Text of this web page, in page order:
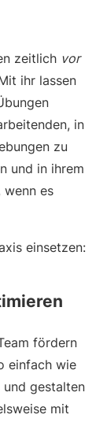
zeitlich vor
ihr lassen
in
zu
und in ihrem
wenn es
einsetzen:
fördern
einfach wie
und gestalten
mit